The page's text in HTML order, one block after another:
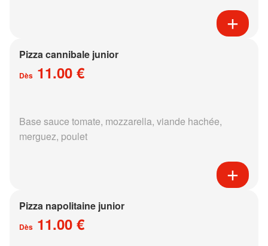
Pizza cannibale junior
Dès 11.00 €
Base sauce tomate, mozzarella, viande hachée,
merguez, poulet
Pizza napolitaine junior
Dès 11.00 €